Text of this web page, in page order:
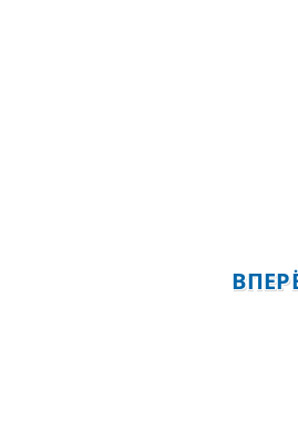
ЗАПЯТНАТЬ